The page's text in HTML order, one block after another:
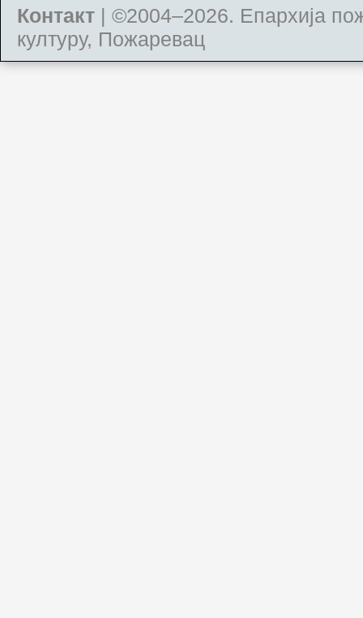
Контакт | ©2004–2026. Епархија
културу, Пожаревац